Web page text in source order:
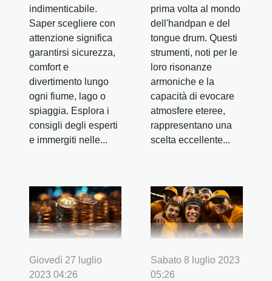
indimenticabile.
Saper scegliere con
attenzione significa
garantirsi sicurezza,
comfort e
divertimento lungo
ogni fiume, lago o
spiaggia. Esplora i
consigli degli esperti
e immergiti nelle...
prima volta al mondo
dell'handpan e del
tongue drum. Questi
strumenti, noti per le
loro risonanze
armoniche e la
capacità di evocare
atmosfere eteree,
rappresentano una
scelta eccellente...
Giovedì 27 luglio
2023 04:26
Sabato 8 luglio 2023
05:26